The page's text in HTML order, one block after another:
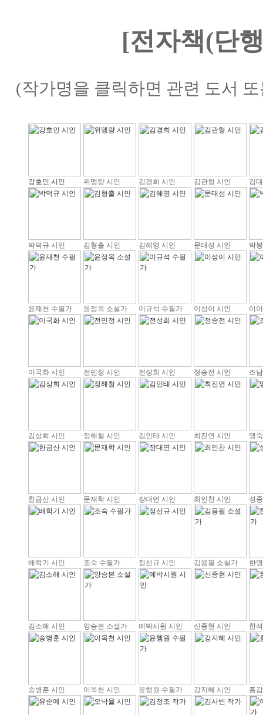
[전자책(단
(작가명을 클릭하면 관련 도서
강호인 시인 위맹량 시인 김경희 시인 김관형 시인 김
박덕규 시인 김형출 시인 김혜영 시인 문태성 시인 박
윤재천 수필가 윤정옥 소설가 이규석 수필가 이성이 시인 이
이국화 시인 전민정 시인 전성희 시인 정송전 시인 조
김상희 시인 정해철 시인 김인태 시인 최진연 시인 맹
한금산 시인 문재학 시인 장대연 시인 최인찬 시인 성
배학기 시인 조숙 수필가 정선규 시인 김용필 소설가 한
김소해 시인 양승본 소설가 예박시원 시인 신종현 시인 한
송병훈 시인 이옥천 시인 윤행원 수필가 강지혜 시인 홍